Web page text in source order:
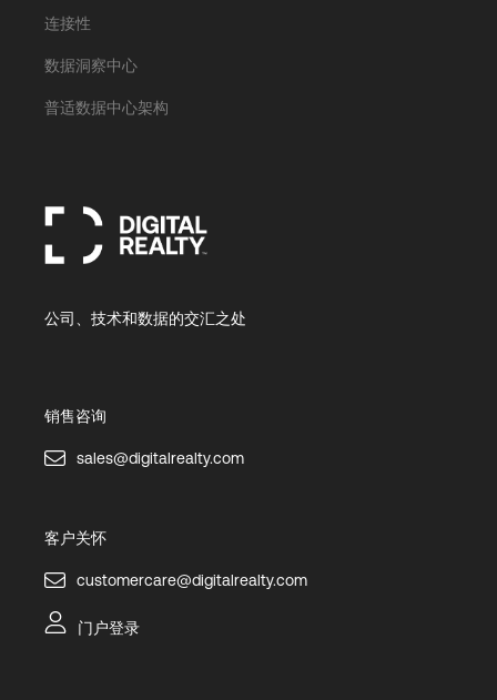
连接性
数据洞察中心
普适数据中心架构
公司、技术和数据的交汇之处
销售咨询
sales@digitalrealty.com
客户关怀
customercare@digitalrealty.com
门户登录